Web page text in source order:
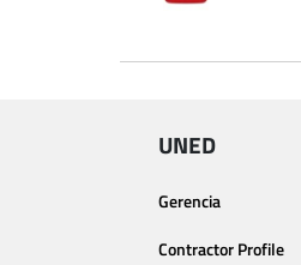
UNED
Gerencia
Contractor Profile